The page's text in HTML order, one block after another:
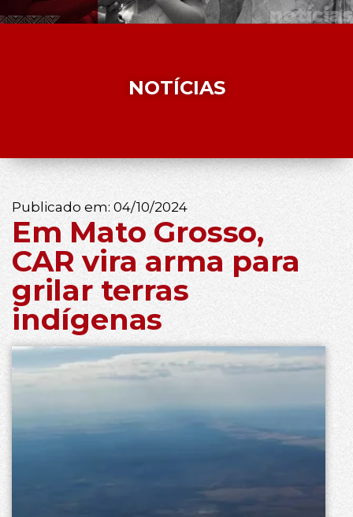
NOTÍCIAS
Publicado em: 04/10/2024
Em Mato Grosso,
CAR vira arma para
grilar terras
indígenas